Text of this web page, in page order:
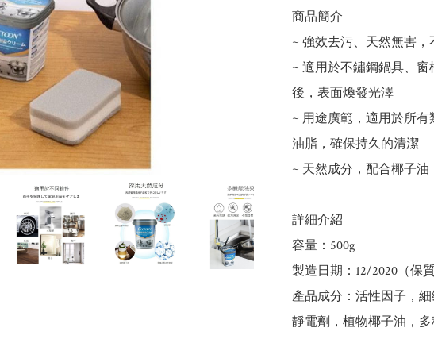
商品簡介
~ 強效去污、天然無害
~ 適用於不鏽鋼鍋具、
後，表面煥發光澤
~ 用途廣範，適用於所
油脂，確保持久的清潔
~ 天然成分，配合椰子
詳細介紹
容量：500g
製造日期：12/2020（保質
產品成分：活性因子，
靜電劑，植物椰子油，